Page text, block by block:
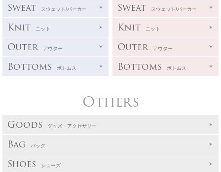
Sweat スウェット/パーカー
Knit ニット
Outer アウター
Bottoms ボトムス
Sweat スウェット/パーカー
Knit ニット
Outer アウター
Bottoms ボトムス
Others
Goods グッズ・アクセサリー
Bag バッグ
Shoes シューズ